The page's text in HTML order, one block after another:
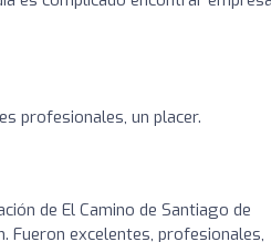
profesionales, un placer.
de El Camino de Santiago de
Fueron excelentes, profesionales,